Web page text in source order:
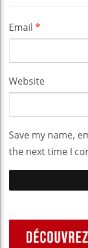
Email *
Website
Save my name,
the next time I